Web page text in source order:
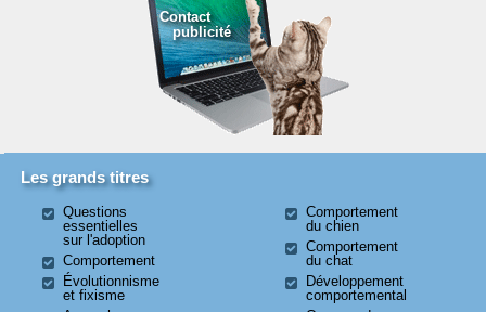
Contact
publicité
Les grands titres
Questions
essentielles
sur l'adoption
Comportement
Évolutionnisme
et fixisme
Comportement
du chien
Comportement
du chat
Développement
comportemental